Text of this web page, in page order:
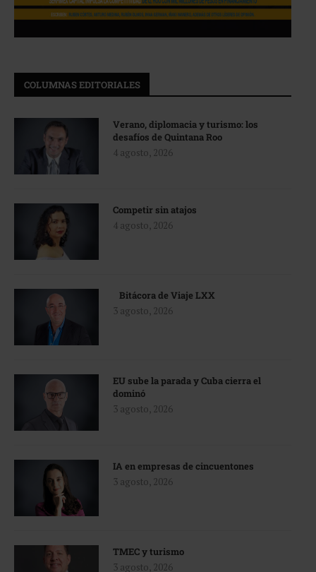
COLUMNAS EDITORIALES
Verano, diplomacia y turismo: los
desafíos de Quintana Roo
4 agosto, 2026
Competir sin atajos
4 agosto, 2026
Bitácora de Viaje LXX
3 agosto, 2026
EU sube la parada y Cuba cierra el
dominó
3 agosto, 2026
IA en empresas de cincuentones
3 agosto, 2026
TMEC y turismo
3 agosto, 2026